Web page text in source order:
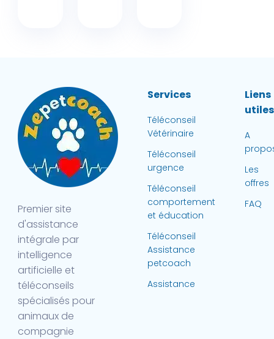
Premier site
d'assistance
intégrale par
intelligence
artificielle et
téléconseils
spécialisés pour
animaux de
compagnie
Services
Téléconseil
Vétérinaire
Téléconseil
urgence
Téléconseil
comportement
et éducation
Téléconseil
Assistance
petcoach
Assistance
Liens
utiles
A
Les
offres
FAQ